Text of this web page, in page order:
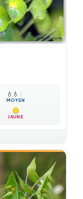
💧 💧 💧
MOYEN
JAUNE